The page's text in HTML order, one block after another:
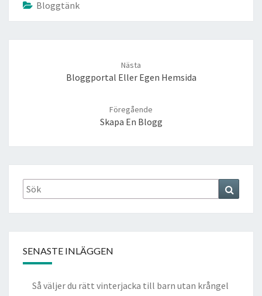
Bloggtänk
Nästa
Bloggportal Eller Egen Hemsida
Föregående
Skapa En Blogg
Search
for:
SENASTE INLÄGGEN
Så väljer du rätt vinterjacka till barn utan krångel